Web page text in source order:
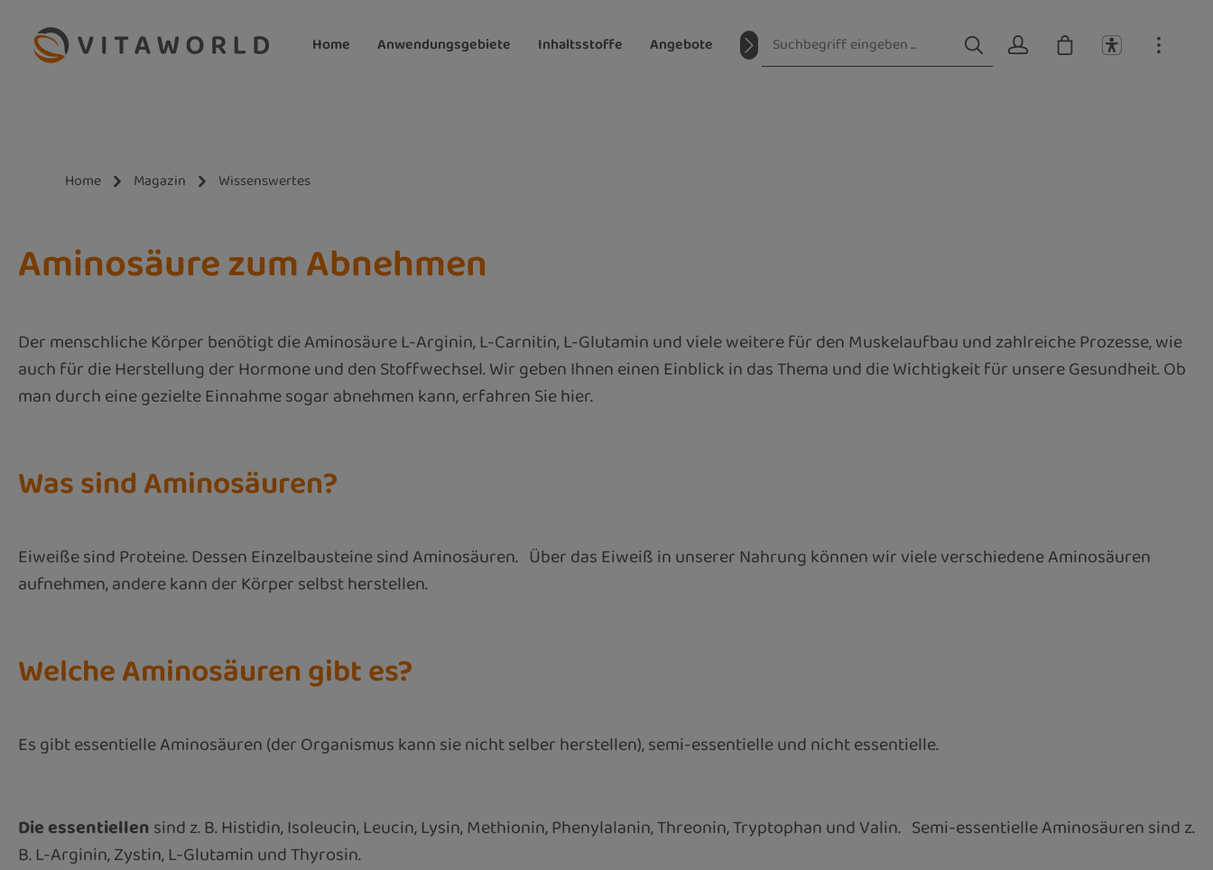
Hauptinhalt springen
Zur Suche springen
Zur Hauptnavigation springen
Home Anwendungsgebiete Inhaltsstoffe Angebote Magazin
Home Magazin Wissenswertes
Aminosäure zum Abnehmen
Der menschliche Körper benötigt die Aminosäure L-Arginin, L-Carnitin, L-Glutamin und viele weitere für den Muskelaufbau und zahlreiche Prozesse, wie
auch für die Herstellung der Hormone und den Stoffwechsel. Wir geben Ihnen einen Einblick in das Thema und die Wichtigkeit für unsere Gesundheit. Ob
man durch eine gezielte Einnahme sogar abnehmen kann, erfahren Sie hier.
Was sind Aminosäuren?
Eiweiße sind Proteine. Dessen Einzelbausteine sind Aminosäuren. Über das Eiweiß in unserer Nahrung können wir viele verschiedene Aminosäuren
aufnehmen, andere kann der Körper selbst herstellen.
Welche Aminosäuren gibt es?
Es gibt essentielle Aminosäuren (der Organismus kann sie nicht selber herstellen), semi-essentielle und nicht essentielle.
Die essentiellensind z. B. Histidin, Isoleucin, Leucin, Lysin, Methionin, Phenylalanin, Threonin, Tryptophan und Valin. Semi-essentielle Aminosäuren sind z.
B. L-Arginin, Zystin, L-Glutamin und Thyrosin.